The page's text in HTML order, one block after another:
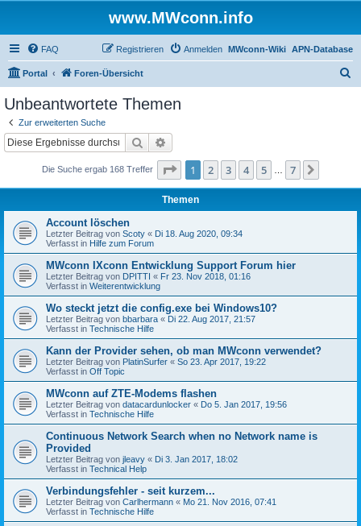
www.MWconn.info
FAQ APN-Database
MWconn-Wiki
Anmelden
Registrieren
Portal Foren-Übersicht
Unbeantwortete Themen
Zur erweiterten Suche
Suche
Die Suche ergab 168 Treffer Seite 1von
1 2 3 4 5 7
Themen
Account löschen
Letzter Beitrag von Scoty « Di 18. Aug 2020, 09:34
Verfasst in Hilfe zum Forum
MWconn IXconn Entwicklung Support Forum hier
Letzter Beitrag von DPITTI « Fr 23. Nov 2018, 01:16
Verfasst in Weiterentwicklung
Wo steckt jetzt die config.exe bei Windows10?
Letzter Beitrag von bbarbara « Di 22. Aug 2017, 21:57
Verfasst in Technische Hilfe
Kann der Provider sehen, ob man MWconn verwendet?
Letzter Beitrag von PlatinSurfer « So 23. Apr 2017, 19:22
Verfasst in Off Topic
MWconn auf ZTE-Modems flashen
Letzter Beitrag von datacardunlocker « Do 5. Jan 2017, 19:56
Verfasst in Technische Hilfe
Continuous Network Search when no Network name is
Provided
Letzter Beitrag von jleavy « Di 3. Jan 2017, 18:02
Verfasst in Technical Help
Verbindungsfehler - seit kurzem...
Letzter Beitrag von Carlhermann « Mo 21. Nov 2016, 07:41
Verfasst in Technische Hilfe